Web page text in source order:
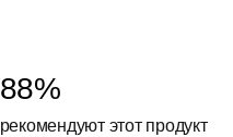
88%
рекомендуют этот продукт